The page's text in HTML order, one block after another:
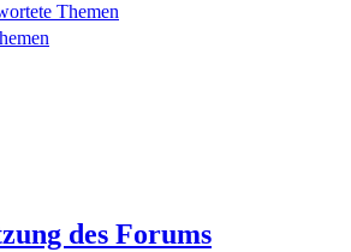
Themen
des Forums